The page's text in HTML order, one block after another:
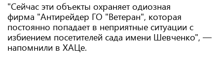
"Сейчас эти объекты охраняет одиозная
фирма "Антирейдер ГО "Ветеран", которая
постоянно попадает в неприятные ситуации с
избиением посетителей сада имени Шевченко", —
напомнили в ХАЦе.